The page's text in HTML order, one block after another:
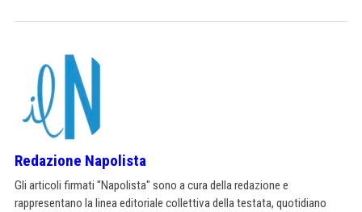
Redazione Napolista
Gli articoli firmati "Napolista" sono a cura della redazione e
rappresentano la linea editoriale collettiva della testata, quotidiano